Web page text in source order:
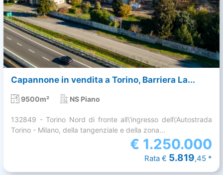
Capannone in vendita a Torino, Barriera La...
9500m² NS Piano
132849 - Torino Nord di fronte all\'ingresso dell\'Autostrada
Torino - Milano, della tangenziale e della zona...
€ 1.250.000
Rata € 5.819,45 *